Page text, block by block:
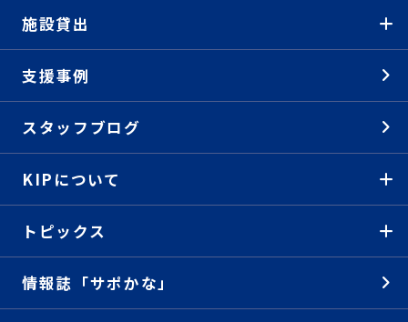
施設貸出
支援事例
スタッフブログ
KIPについて
トピックス
情報誌「サポかな」